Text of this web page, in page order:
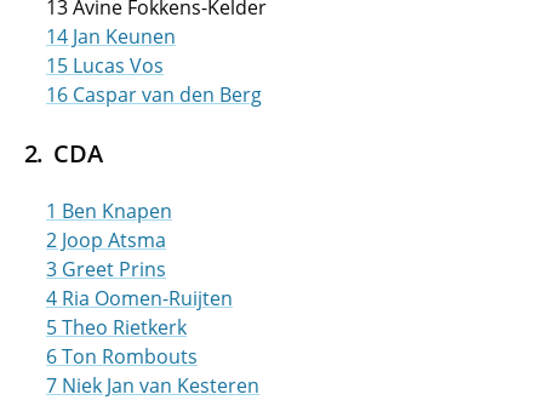
13 Avine Fokkens-Kelder
14 Jan Keunen
15 Lucas Vos
16 Caspar van den Berg
CDA
1 Ben Knapen
2 Joop Atsma
3 Greet Prins
4 Ria Oomen-Ruijten
5 Theo Rietkerk
6 Ton Rombouts
7 Niek Jan van Kesteren